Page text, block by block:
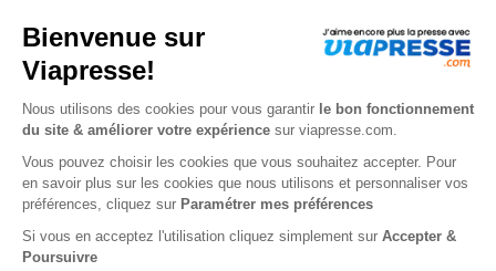
16€15 Tarif Kiosque : 00
Tarif France métropolitaine
Renouvellement à date d’anniversaire
Abonnement 1 an
4 n° • Digital
8€50 Tarif Kiosque : 15€00